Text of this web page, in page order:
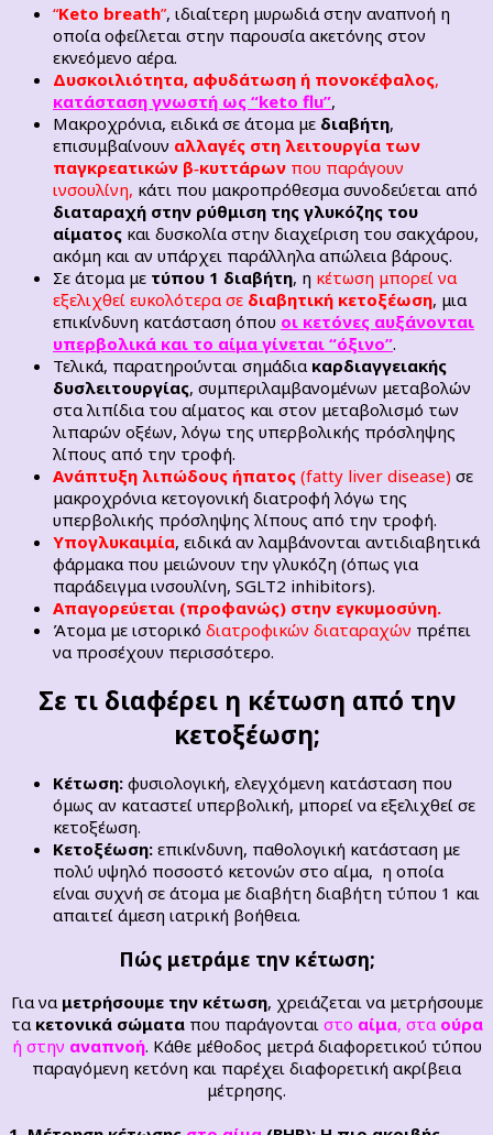
“Keto breath”, ιδιαίτερη μυρωδιά στην αναπνοή η
οποία οφείλεται στην παρουσία ακετόνης στον
εκνεόμενο αέρα.
Δυσκοιλιότητα, αφυδάτωση ή πονοκέφαλος,
κατάσταση γνωστή ως “keto flu”,
Μακροχρόνια, ειδικά σε άτομα με διαβήτη,
επισυμβαίνουν αλλαγές στη λειτουργία των
παγκρεατικών β‑κυττάρων που παράγουν
ινσουλίνη, κάτι που μακροπρόθεσμα συνοδεύεται από
διαταραχή στην ρύθμιση της γλυκόζης του
αίματος και δυσκολία στην διαχείριση του σακχάρου,
ακόμη και αν υπάρχει παράλληλα απώλεια βάρους.
Σε άτομα με τύπου 1 διαβήτη, η κέτωση μπορεί να
εξελιχθεί ευκολότερα σε διαβητική κετοξέωση, μια
επικίνδυνη κατάσταση όπου οι κετόνες αυξάνονται
υπερβολικά και το αίμα γίνεται “όξινο”.
Τελικά, παρατηρούνται σημάδια καρδιαγγειακής
δυσλειτουργίας, συμπεριλαμβανομένων μεταβολών
στα λιπίδια του αίματος και στον μεταβολισμό των
λιπαρών οξέων, λόγω της υπερβολικής πρόσληψης
λίπους από την τροφή.
Ανάπτυξη λιπώδους ήπατος (fatty liver disease) σε
μακροχρόνια κετογονική διατροφή λόγω της
υπερβολικής πρόσληψης λίπους από την τροφή.
Υπογλυκαιμία, ειδικά αν λαμβάνονται αντιδιαβητικά
φάρμακα που μειώνουν την γλυκόζη (όπως για
παράδειγμα ινσουλίνη, SGLT2 inhibitors).
Απαγορεύεται (προφανώς) στην εγκυμοσύνη.
Άτομα με ιστορικό διατροφικών διαταραχών πρέπει
να προσέχουν περισσότερο.
Σε τι διαφέρει η κέτωση από την
κετοξέωση;
Κέτωση: φυσιολογική, ελεγχόμενη κατάσταση που
όμως αν καταστεί υπερβολική, μπορεί να εξελιχθεί σε
κετοξέωση.
Κετοξέωση: επικίνδυνη, παθολογική κατάσταση με
πολύ υψηλό ποσοστό κετονών στο αίμα, η οποία
είναι συχνή σε άτομα με διαβήτη διαβήτη τύπου 1 και
απαιτεί άμεση ιατρική βοήθεια.
Πώς μετράμε την κέτωση;
Για να μετρήσουμε την κέτωση, χρειάζεται να μετρήσουμε
τα κετονικά σώματαπου παράγονται στο αίμα, στα ούρα
ή στην αναπνοή. Κάθε μέθοδος μετρά διαφορετικού τύπου
παραγόμενη κετόνη και παρέχει διαφορετική ακρίβεια
μέτρησης.